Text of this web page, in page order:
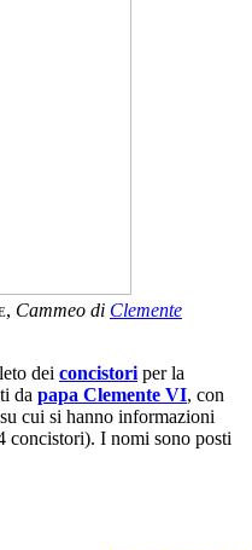
, Cammeo di Clemente
dei concistori per la
da papa Clemente VI, con
cui si hanno informazioni
concistori). I nomi sono posti